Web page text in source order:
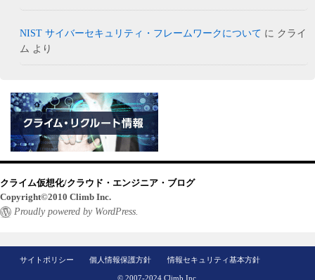
NIST サイバーセキュリティ・フレームワークについて に クライ
ム より
クライム仮想化/クラウド・エンジニア・ブログ
Copyright©2010 Climb Inc.
Proudly powered by WordPress.
サイトポリシー 個人情報保護方針 情報セキュリティ基本方針
© 2007-2024 Climb Inc.